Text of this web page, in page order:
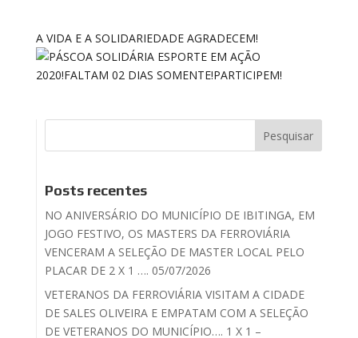
A VIDA E A SOLIDARIEDADE AGRADECEM!
Posts recentes
NO ANIVERSÁRIO DO MUNICÍPIO DE IBITINGA, EM
JOGO FESTIVO, OS MASTERS DA FERROVIÁRIA
VENCERAM A SELEÇÃO DE MASTER LOCAL PELO
PLACAR DE 2 X 1 …. 05/07/2026
VETERANOS DA FERROVIÁRIA VISITAM A CIDADE
DE SALES OLIVEIRA E EMPATAM COM A SELEÇÃO
DE VETERANOS DO MUNICÍPIO…. 1 X 1 –